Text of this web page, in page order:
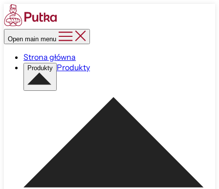
Open main menu
Strona główna
Produkty Produkty